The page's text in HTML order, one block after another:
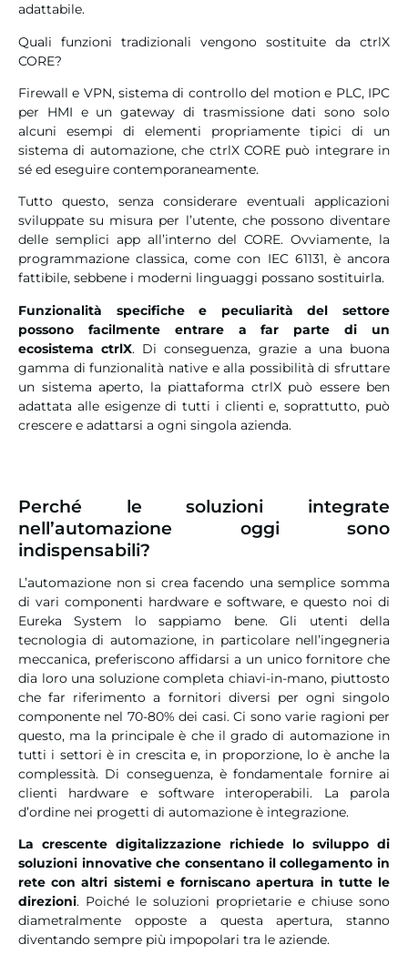
adattabile.
Quali funzioni tradizionali vengono sostituite da ctrlX
CORE?
Firewall e VPN, sistema di controllo del motion e PLC, IPC
per HMI e un gateway di trasmissione dati sono solo
alcuni esempi di elementi propriamente tipici di un
sistema di automazione, che ctrlX CORE può integrare in
sé ed eseguire contemporaneamente.
Tutto questo, senza considerare eventuali applicazioni
sviluppate su misura per l’utente, che possono diventare
delle semplici app all’interno del CORE. Ovviamente, la
programmazione classica, come con IEC 61131, è ancora
fattibile, sebbene i moderni linguaggi possano sostituirla.
Funzionalità specifiche e peculiarità del settore
possono facilmente entrare a far parte di un
ecosistema ctrlX. Di conseguenza, grazie a una buona
gamma di funzionalità native e alla possibilità di sfruttare
un sistema aperto, la piattaforma ctrlX può essere ben
adattata alle esigenze di tutti i clienti e, soprattutto, può
crescere e adattarsi a ogni singola azienda.
Perché le soluzioni integrate
nell’automazione oggi sono
indispensabili?
L’automazione non si crea facendo una semplice somma
di vari componenti hardware e software, e questo noi di
Eureka System lo sappiamo bene. Gli utenti della
tecnologia di automazione, in particolare nell’ingegneria
meccanica, preferiscono affidarsi a un unico fornitore che
dia loro una soluzione completa chiavi-in-mano, piuttosto
che far riferimento a fornitori diversi per ogni singolo
componente nel 70-80% dei casi. Ci sono varie ragioni per
questo, ma la principale è che il grado di automazione in
tutti i settori è in crescita e, in proporzione, lo è anche la
complessità. Di conseguenza, è fondamentale fornire ai
clienti hardware e software interoperabili. La parola
d’ordine nei progetti di automazione è integrazione.
La crescente digitalizzazione richiede lo sviluppo di
soluzioni innovative che consentano il collegamento in
rete con altri sistemi e forniscano apertura in tutte le
direzioni. Poiché le soluzioni proprietarie e chiuse sono
diametralmente opposte a questa apertura, stanno
diventando sempre più impopolari tra le aziende.